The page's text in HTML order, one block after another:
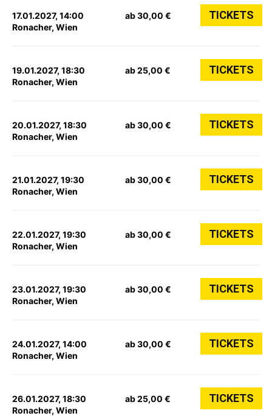
17.01.2027, 14:00
Ronacher, Wien
ab 30,00 € TICKETS
19.01.2027, 18:30
Ronacher, Wien
ab 25,00 € TICKETS
20.01.2027, 18:30
Ronacher, Wien
ab 30,00 € TICKETS
21.01.2027, 19:30
Ronacher, Wien
ab 30,00 € TICKETS
22.01.2027, 19:30
Ronacher, Wien
ab 30,00 € TICKETS
23.01.2027, 19:30
Ronacher, Wien
ab 30,00 € TICKETS
24.01.2027, 14:00
Ronacher, Wien
ab 30,00 € TICKETS
26.01.2027, 18:30
Ronacher, Wien
ab 25,00 € TICKETS